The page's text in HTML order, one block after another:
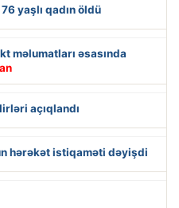
yaşlı qadın öldü
məlumatları əsasında
açıqlandı
hərəkət istiqaməti dəyişdi